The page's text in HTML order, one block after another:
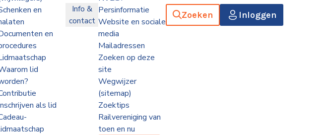
en
en
lid
als lid
Info &
contact
Persinformatie
Website en sociale
media
Mailadressen
Zoeken op deze
site
Wegwijzer
(sitemap)
Zoektips
Railvereniging van
toen en nu
Zoeken Inloggen